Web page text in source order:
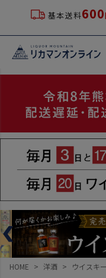
基本送料600
HOME 洋酒 ウイスキー